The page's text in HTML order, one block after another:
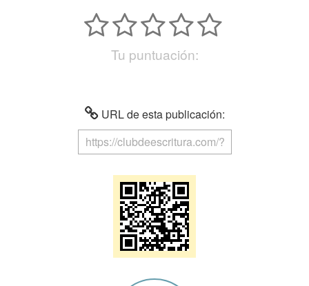
Tu puntuación:
URL de esta publicación: